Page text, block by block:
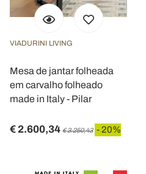
VIADURINI LIVING
Mesa de jantar folheada
em carvalho folheado
made in Italy - Pilar
€ 2.600,34 € 3.250,43 - 20%